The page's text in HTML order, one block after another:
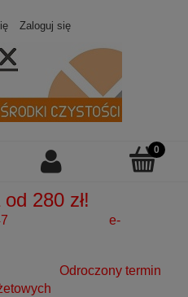
Zaloguj się
od 280 zł!
147 e-
termin